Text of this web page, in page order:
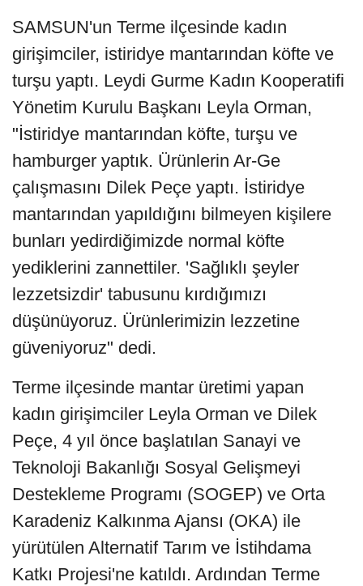
SAMSUN'un Terme ilçesinde kadın
girişimciler, istiridye mantarından köfte ve
turşu yaptı. Leydi Gurme Kadın Kooperatifi
Yönetim Kurulu Başkanı Leyla Orman,
"İstiridye mantarından köfte, turşu ve
hamburger yaptık. Ürünlerin Ar-Ge
çalışmasını Dilek Peçe yaptı. İstiridye
mantarından yapıldığını bilmeyen kişilere
bunları yedirdiğimizde normal köfte
yediklerini zannettiler. 'Sağlıklı şeyler
lezzetsizdir' tabusunu kırdığımızı
düşünüyoruz. Ürünlerimizin lezzetine
güveniyoruz" dedi.
Terme ilçesinde mantar üretimi yapan
kadın girişimciler Leyla Orman ve Dilek
Peçe, 4 yıl önce başlatılan Sanayi ve
Teknoloji Bakanlığı Sosyal Gelişmeyi
Destekleme Programı (SOGEP) ve Orta
Karadeniz Kalkınma Ajansı (OKA) ile
yürütülen Alternatif Tarım ve İstihdama
Katkı Projesi'ne katıldı. Ardından Terme